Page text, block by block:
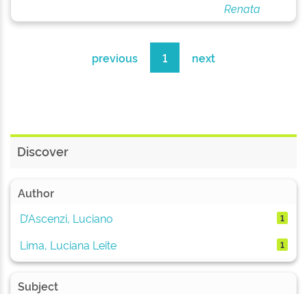
Renata
previous 1 next
Discover
Author
D’Ascenzi, Luciano
1
Lima, Luciana Leite 1
Subject